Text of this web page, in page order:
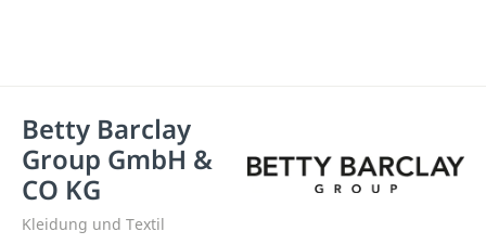
Betty Barclay
Group GmbH &
CO KG
Kleidung und Textil